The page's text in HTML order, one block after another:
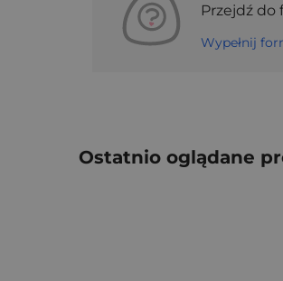
Przejdź
Wypełnij
Ostatnio oglądane